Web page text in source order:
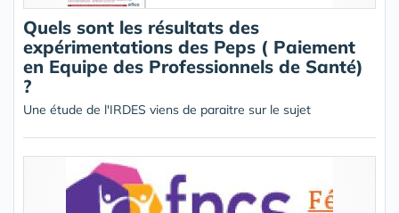
Quels sont les résultats des
expérimentations des Peps ( Paiement
en Equipe des Professionnels de Santé)
?
Une étude de l'IRDES viens de paraitre sur le sujet